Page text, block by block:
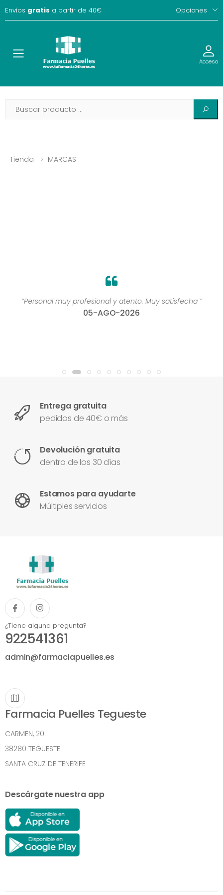
Envíos gratis a partir de 40€ Opciones
Toggle Acceso
Tienda MARCAS
“Personal muy profesional y atento. Muy satisfecha ”
05-AGO-2026
Entrega gratuita
pedidos de 40€ o más
Devolución gratuita
dentro de los 30 días
Estamos para ayudarte
Múltiples servicios
¿Tiene alguna pregunta?
922541361
admin@farmaciapuelles.es
Farmacia Puelles Tegueste
CARMEN, 20
38280 TEGUESTE
SANTA CRUZ DE TENERIFE
Descárgate nuestra app